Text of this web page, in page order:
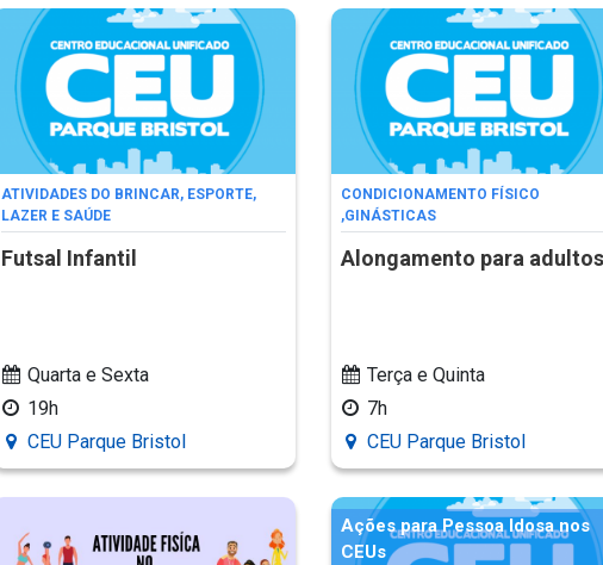
ATIVIDADES DO BRINCAR, ESPORTE,
LAZER E SAÚDE
Futsal Infantil
Quarta e Sexta
19h
CEU Parque Bristol
CONDICIONAMENTO FÍSICO
,GINÁSTICAS
Alongamento para adultos
Terça e Quinta
7h
CEU Parque Bristol
Ações para Pessoa Idosa nos
CEUs